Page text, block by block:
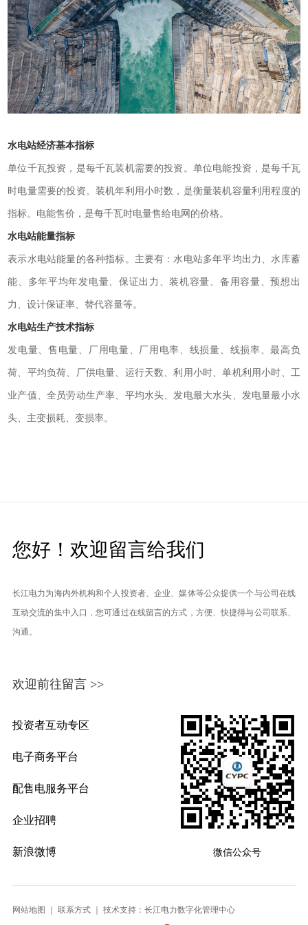
水电站经济基本指标
单位千瓦投资，是每千瓦装机需要的投资。单位电能投资，是每千瓦
时电量需要的投资。装机年利用小时数，是衡量装机容量利用程度的
指标。电能售价，是每千瓦时电量售给电网的价格。
水电站能量指标
表示水电站能量的各种指标。主要有：水电站多年平均出力、水库蓄
能、多年平均年发电量、保证出力、装机容量、备用容量、预想出
力、设计保证率、替代容量等。
水电站生产技术指标
发电量、售电量、厂用电量、厂用电率、线损量、线损率、最高负
荷、平均负荷、厂供电量、运行天数、利用小时、单机利用小时、工
业产值、全员劳动生产率、平均水头、发电最大水头、发电量最小水
头、主变损耗、变损率。
您好！欢迎留言给我们
长江电力为海内外机构和个人投资者、企业、媒体等公众提供一个与公司在线
互动交流的集中入口，您可通过在线留言的方式，方便、快捷得与公司联系、
沟通。
欢迎前往留言 >>
投资者互动专区
电子商务平台
配售电服务平台
企业招聘
新浪微博 微信公众号
网站地图 联系方式｜ 技术支持：长江电力数字化管理中心